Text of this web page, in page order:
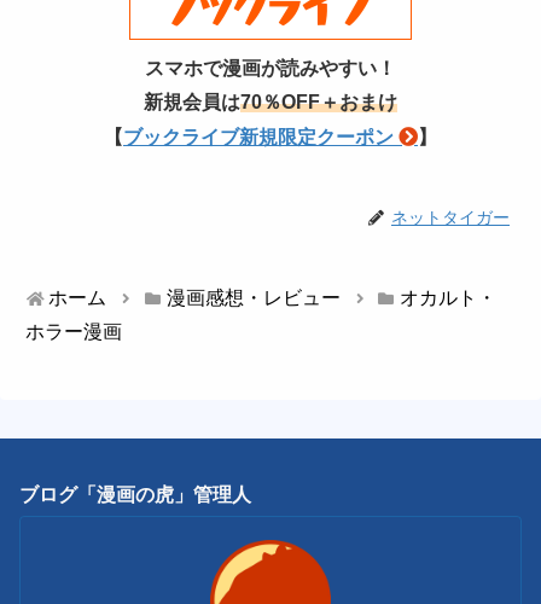
スマホで漫画が読みやすい！
新規会員は70％OFF＋おまけ
【ブックライブ新規限定クーポン 】
ネットタイガー
ホーム 漫画感想・レビュー
オカルト・
ホラー漫画
ブログ「漫画の虎」管理人